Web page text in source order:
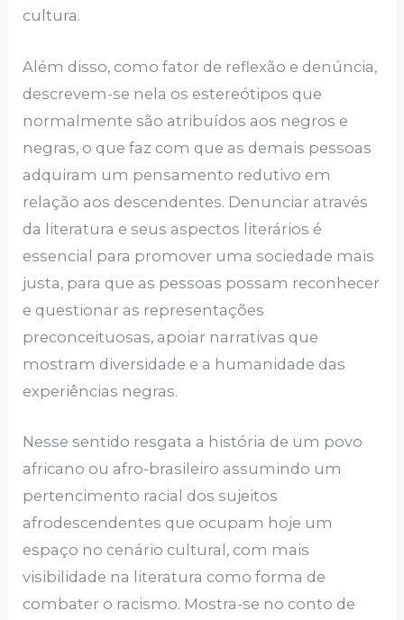
cultura.
Além disso, como fator de reflexão e denúncia,
descrevem-se nela os estereótipos que
normalmente são atribuídos aos negros e
negras, o que faz com que as demais pessoas
adquiram um pensamento redutivo em
relação aos descendentes. Denunciar através
da literatura e seus aspectos literários é
essencial para promover uma sociedade mais
justa, para que as pessoas possam reconhecer
e questionar as representações
preconceituosas, apoiar narrativas que
mostram diversidade e a humanidade das
experiências negras.
Nesse sentido resgata a história de um povo
africano ou afro-brasileiro assumindo um
pertencimento racial dos sujeitos
afrodescendentes que ocupam hoje um
espaço no cenário cultural, com mais
visibilidade na literatura como forma de
combater o racismo. Mostra-se no conto de